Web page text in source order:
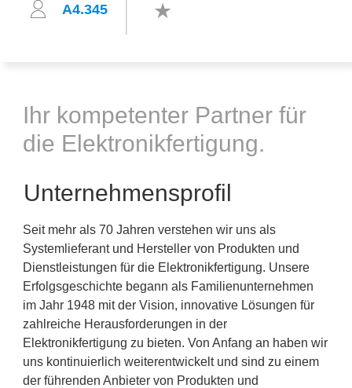
A4.345
Ihr kompetenter Partner für
die Elektronikfertigung.
Unternehmensprofil
Seit mehr als 70 Jahren verstehen wir uns als
Systemlieferant und Hersteller von Produkten und
Dienstleistungen für die Elektronikfertigung. Unsere
Erfolgsgeschichte begann als Familienunternehmen
im Jahr 1948 mit der Vision, innovative Lösungen für
zahlreiche Herausforderungen in der
Elektronikfertigung zu bieten. Von Anfang an haben wir
uns kontinuierlich weiterentwickelt und sind zu einem
der führenden Anbieter von Produkten und